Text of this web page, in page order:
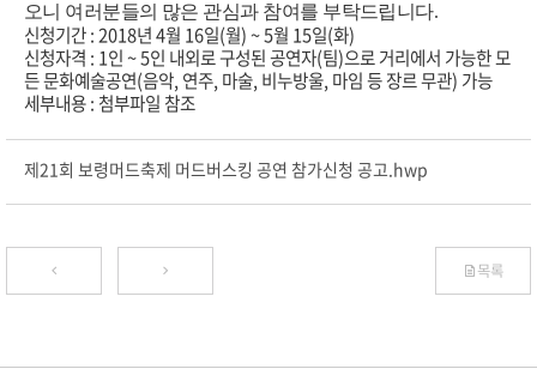
오니 여러분들의 많은 관심과 참여를 부탁드립니다.
신청기간 : 2018년 4월 16일(월) ~ 5월 15일(화)
신청자격 : 1인 ~ 5인 내외로 구성된 공연자(팀)으로 거리에서 가능한 모
든 문화예술공연(음악, 연주, 마술, 비누방울, 마임 등 장르 무관) 가능
세부내용 : 첨부파일 참조
제21회 보령머드축제 머드버스킹 공연 참가신청 공고.hwp
목록